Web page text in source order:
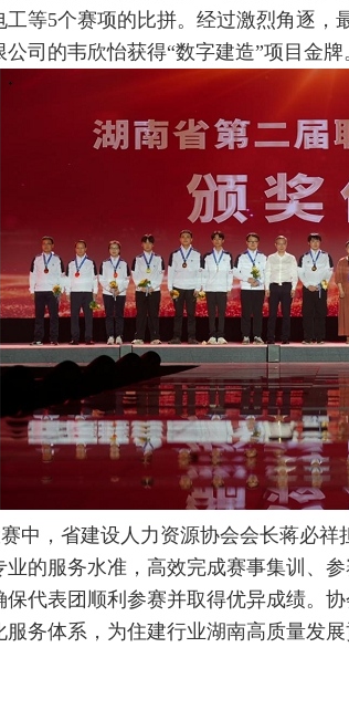
工等5个赛项的比拼。经过激烈角逐，
司的韦欣怡获得“数字建造”项目金牌
，省建设人力资源协会会长蒋必祥
业的服务水准，高效完成赛事集训、
保代表团顺利参赛并取得优异成绩。
服务体系，为住建行业湖南高质量发展